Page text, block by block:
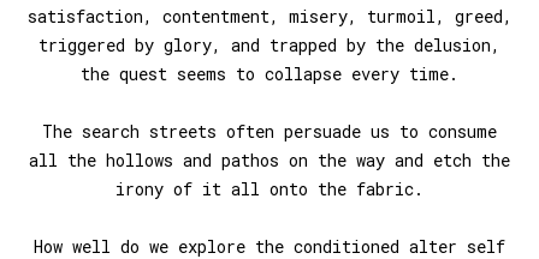
satisfaction, contentment, misery, turmoil, greed,
triggered by glory, and trapped by the delusion,
the quest seems to collapse every time.
The search streets often persuade us to consume
all the hollows and pathos on the way and etch the
irony of it all onto the fabric.
How well do we explore the conditioned alter self